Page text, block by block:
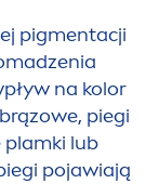
pigmentacji
na kolor
piegi
plamki lub
pojawiają